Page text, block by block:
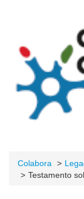
Colabora
Testamento